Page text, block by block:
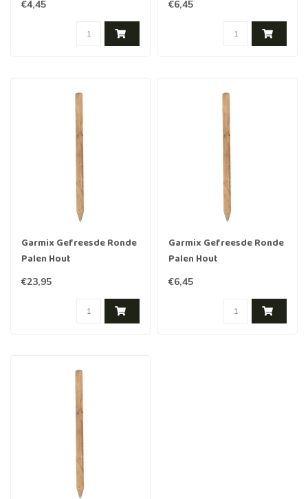
€4,45 €6,45
Garmix Gefreesde Ronde
Palen Hout
Geïmpregneerd 300cm
10cm
€23,95
Garmix Gefreesde Ronde
Palen Hout
Geïmpregneerd 120cm
8cm
€6,45